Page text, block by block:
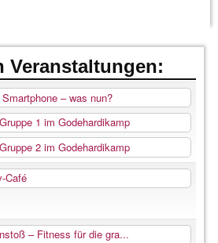
Veranstaltungen:
– was nun?
1 im Godehardikamp
2 im Godehardikamp
Café
– Fitness für die gra...